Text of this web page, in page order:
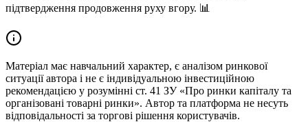
підтвердження продовження руху вгору. 📊
Матеріал має навчальний характер, є аналізом ринкової
ситуації автора і не є індивідуальною інвестиційною
рекомендацією у розумінні ст. 41 ЗУ «Про ринки капіталу та
організовані товарні ринки». Автор та платформа не несуть
відповідальності за торгові рішення користувачів.